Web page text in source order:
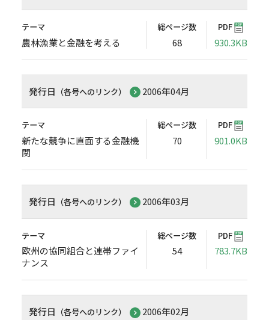
テーマ
農林漁業と金融を考える
総ページ数
68
PDF
930.3KB
発行日 （各号へのリンク） 2006年04月
テーマ
新たな競争に直面する金融機
関
総ページ数
70
PDF
901.0KB
発行日 （各号へのリンク） 2006年03月
テーマ
欧州の協同組合と連帯ファイ
ナンス
総ページ数
54
PDF
783.7KB
発行日 （各号へのリンク） 2006年02月